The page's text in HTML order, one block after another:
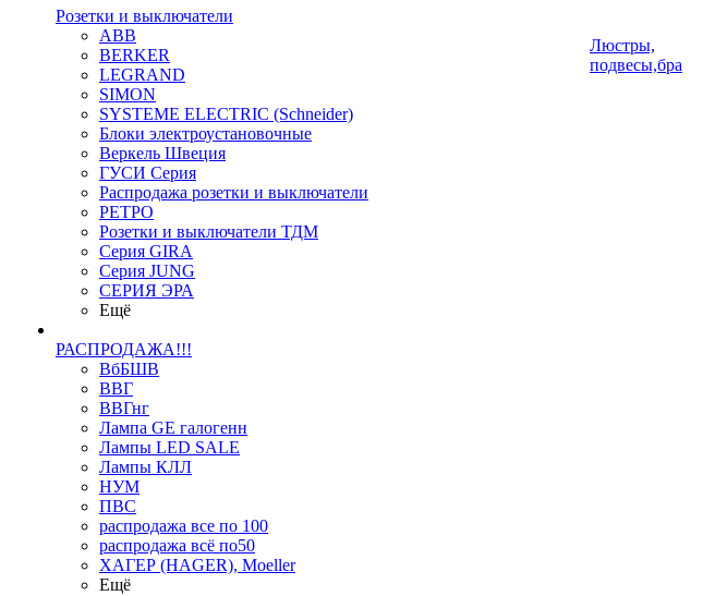
Розетки и выключатели
ABB
BERKER
LEGRAND
SIMON
SYSTEME ELECTRIC (Schneider)
Блоки электроустановочные
Веркель Швеция
ГУСИ Серия
Распродажа розетки и выключатели
РЕТРО
Розетки и выключатели ТДМ
Серия GIRA
Серия JUNG
СЕРИЯ ЭРА
Ещё
РАСПРОДАЖА!!!
ВбБШВ
ВВГ
ВВГнг
Лампа GE галогенн
Лампы LED SALE
Лампы КЛЛ
НУМ
ПВС
распродажа все по 100
распродажа всё по50
ХАГЕР (HAGER), Moeller
Ещё
Люстры,
подвесы,бра